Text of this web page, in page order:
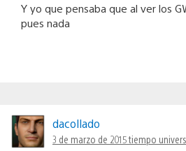
Y yo que pensaba que al ver los
pues nada
dacollado
3 de marzo de 2015 tiempo